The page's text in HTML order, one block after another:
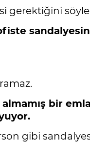
gerektiğini
bir
gibi